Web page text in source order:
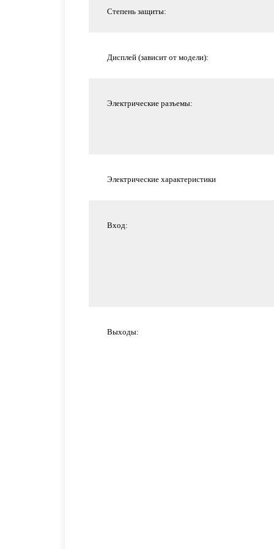
Степень защиты:
Дисплей (зависит от модели):
Электрические разъемы:
Электрические характеристики
Вход:
Выходы: